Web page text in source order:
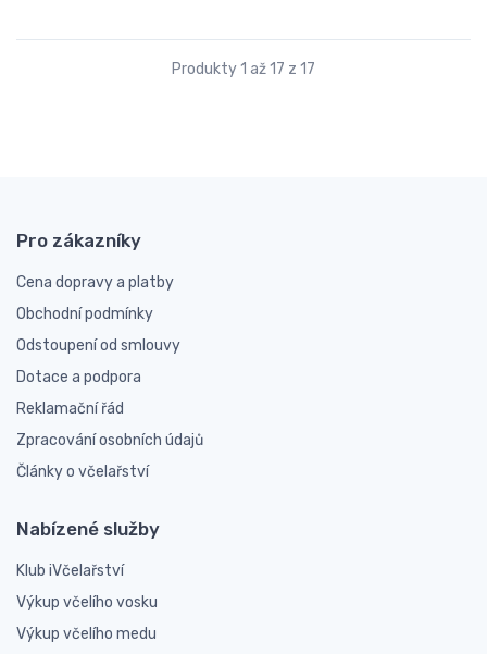
Produkty 1 až 17 z 17
Pro zákazníky
Cena dopravy a platby
Obchodní podmínky
Odstoupení od smlouvy
Dotace a podpora
Reklamační řád
Zpracování osobních údajů
Články o včelařství
Nabízené služby
Klub iVčelařství
Výkup včelího vosku
Výkup včelího medu